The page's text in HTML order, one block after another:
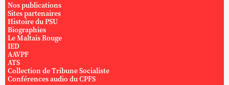
Nos publications
Sites partenaires
Histoire du PSU
Biographies
Le Maltais Rouge
IED
AAVPF
ATS
Collection de Tribune Socialiste
Conférences audio du CPFS